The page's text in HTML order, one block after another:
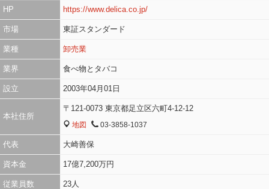
HP https://www.delica.co.jp/
市場 東証スタンダード
業種 卸売業
業界 食べ物とタバコ
設立 2003年04月01日
本社住所
〒121-0073 東京都足立区六町4-12-12
MAP
地図 TEL
03-3858-1037
代表 大崎善保
資本金 17億7,200万円
従業員数 23人